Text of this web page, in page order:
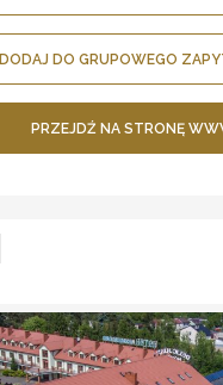
DODAJ DO GRUPOWEGO
PRZEJDŹ NA STRONĘ